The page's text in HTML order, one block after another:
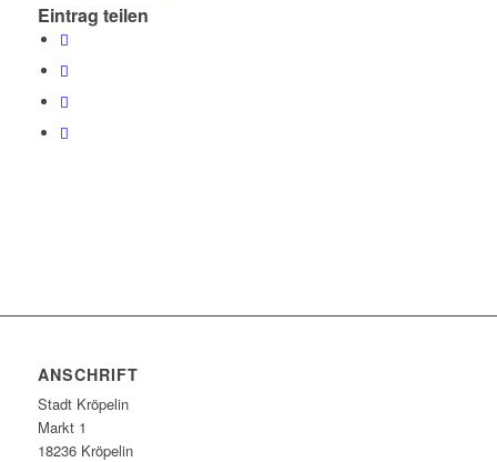
Eintrag teilen
ANSCHRIFT
Stadt Kröpelin
Markt 1
18236 Kröpelin